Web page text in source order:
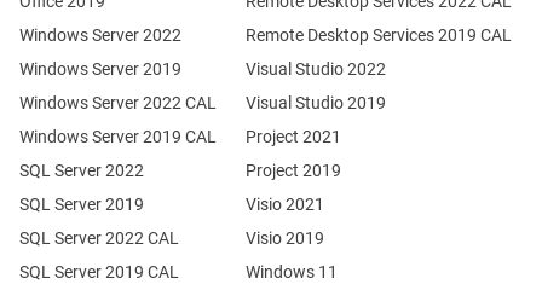
Windows Server 2022
Windows Server 2019
SQL Server 2022
SQL Server 2019
Windows Server 2022 CAL
Windows Server 2019 CAL
SQL Server 2022 CAL
SQL Server 2019 CAL
Remote Desktop Services 2019 CAL
Visual Studio 2022
Visual Studio 2019
Project 2021
Project 2019
Visio 2021
Visio 2019
Windows 11